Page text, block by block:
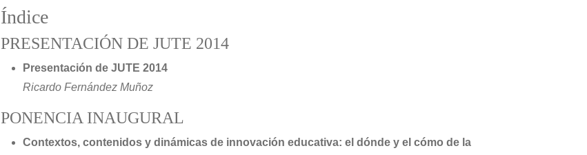
Índice
PRESENTACIÓN DE JUTE 2014
Presentación de JUTE 2014
Ricardo Fernández Muñoz
PONENCIA INAUGURAL
Contextos, contenidos y dinámicas de innovación educativa: el dónde y el cómo de la